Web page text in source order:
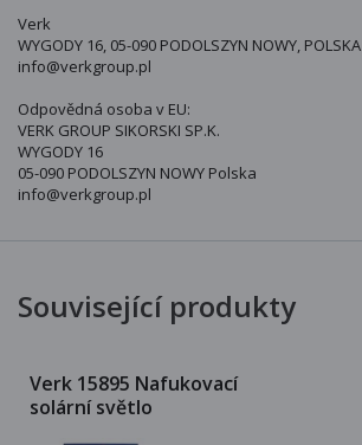
Verk
WYGODY 16, 05-090 PODOLSZYN NOWY, POLSKA
info@verkgroup.pl
Odpovědná osoba v EU:
VERK GROUP SIKORSKI SP.K.
WYGODY 16
05-090 PODOLSZYN NOWY Polska
info@verkgroup.pl
Související produkty
Verk 15895 Nafukovací
solární světlo